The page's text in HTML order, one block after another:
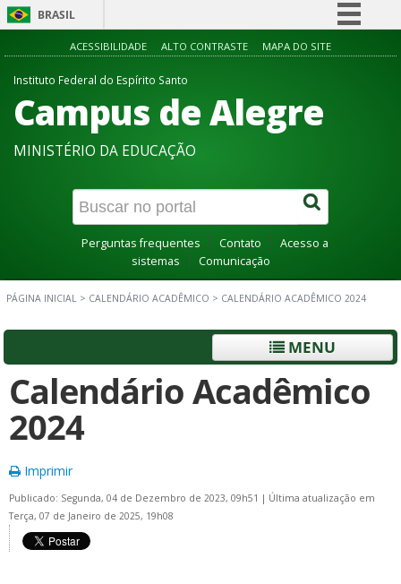
BRASIL
Simplifique!
Acesso à informação
Canais
ACESSIBILIDADE ALTO CONTRASTE MAPA DO SITE
Instituto Federal do Espírito Santo
Campus de Alegre
MINISTÉRIO DA EDUCAÇÃO
Perguntas frequentes Contato
Acesso a
sistemas
Comunicação
PÁGINA INICIAL > CALENDÁRIO ACADÊMICO > CALENDÁRIO ACADÊMICO 2024
MENU
Calendário Acadêmico
2024
Imprimir
Publicado: Segunda, 04 de Dezembro de 2023, 09h51 | Última atualização em
Terça, 07 de Janeiro de 2025, 19h08